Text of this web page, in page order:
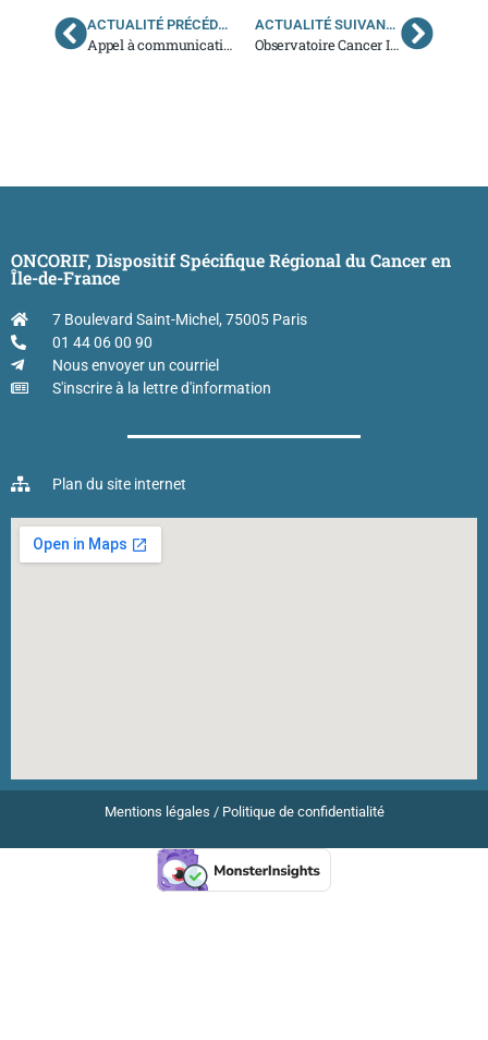
ACTUALITÉ PRÉCÉDENTE
Appel à communications
ACTUALITÉ SUIVANTE
Observatoire Cancer Institut Curie – Viavoice : les cancers héréditaires
ONCORIF, Dispositif Spécifique Régional du Cancer en
Île-de-France
7 Boulevard Saint-Michel, 75005 Paris
01 44 06 00 90
Nous envoyer un courriel
S'inscrire à la lettre d'information
Plan du site internet
Mentions légales / Politique de confidentialité